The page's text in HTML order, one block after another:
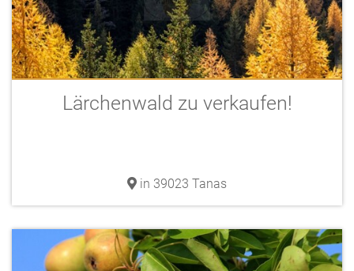
Lärchenwald zu verkaufen!
in 39023 Tanas